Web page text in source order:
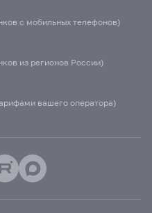
с мобильных телефонов)
из регионов России)
вашего оператора)